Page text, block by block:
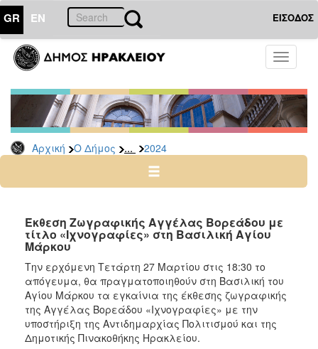
GR EN ΕΙΣΟΔΟΣ
Toggle
Αρχική Ο Δήμος ... 2024
ΔΗΜΟΣ
Δελτία
Τύπου
Αρχείο
2026
2024
2022
2020
2019
2018
2017
Έκθεση Ζωγραφικής Αγγέλας Βορεάδου με
τίτλο «Ιχνογραφίες» στη Βασιλική Αγίου
Μάρκου
Την ερχόμενη Τετάρτη 27 Μαρτίου στις 18:30 το
απόγευμα, θα πραγματοποιηθούν στη Βασιλική του
Αγίου Μάρκου τα εγκαίνια της έκθεσης ζωγραφικής
της Αγγέλας Βορεάδου «Ιχνογραφίες» με την
υποστήριξη της Αντιδημαρχίας Πολιτισμού και της
Δημοτικής Πινακοθήκης Ηρακλείου.